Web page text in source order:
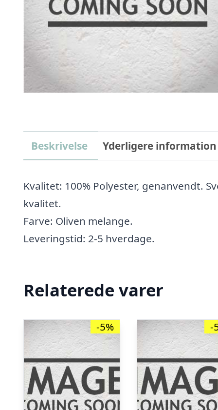
Beskrivelse Yderligere information
Kvalitet: 100% Polyester, genanvendt.
kvalitet.
Farve: Oliven melange.
Leveringstid: 2-5 hverdage.
Relaterede varer
-5% -